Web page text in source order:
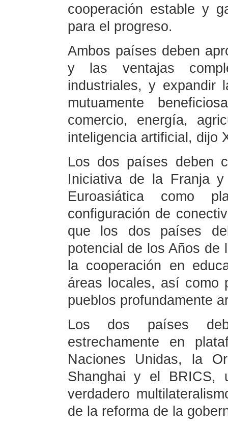
cooperación estable y
para el progreso.
Ambos países deben
y las ventajas
industriales, y expandir
mutuamente
comercio, energía,
inteligencia artificial, dijo
Los dos países deben
Iniciativa de la Franja
Euroasiática como
configuración de
que los dos países
potencial de los Años de
la cooperación en
áreas locales, así como
pueblos profundamente
Los dos países
estrechamente en
Naciones Unidas, la
Shanghai y el BRICS,
verdadero
de la reforma de la